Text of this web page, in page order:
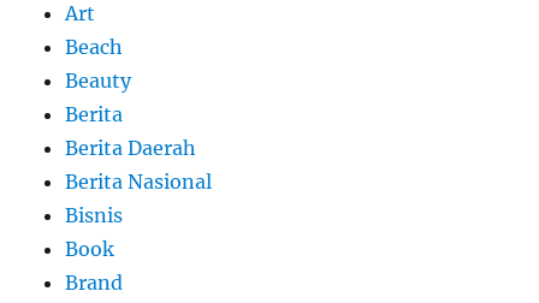
Art
Beach
Beauty
Berita
Berita Daerah
Berita Nasional
Bisnis
Book
Brand